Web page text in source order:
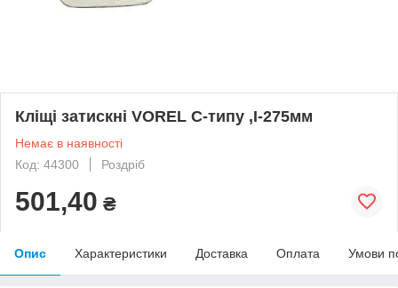
Кліщі затискні VOREL С-типу ,І-275мм
Немає в наявності
Код: 44300
Роздріб
501,40 ₴
Опис Характеристики Доставка Оплата Умови